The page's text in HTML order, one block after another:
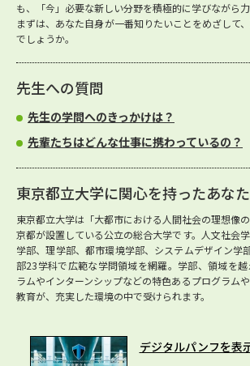
も、「今」必要な新しい分野を積極的に学びながら力
まずは、あなた自身が一番知りたいことをめざして
でしょうか。
先生への質問
先生の学問へのきっかけは？
先輩たちはどんな仕事に携わっているの？
東京都立大学に関心を持ったあな
東京都立大学は「大都市における人間社会の理想像
京都が設置している公立の総合大学です。人文社会
学部、理学部、都市環境学部、システムデザイン学
部23学科で広範な学問領域を網羅。学部、領域を
ラムやインターンシップなどの特色あるプログラム
教育が、充実した環境の中で受けられます。
デジタルパンフを表